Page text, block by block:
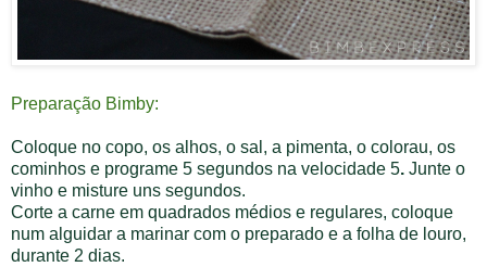
Preparação Bimby:
Coloque no copo, os alhos, o sal, a pimenta, o colorau, os
cominhos e programe 5 segundos na velocidade 5. Junte o
vinho e misture uns segundos.
Corte a carne em quadrados médios e regulares, coloque
num alguidar a marinar com o preparado e a folha de louro,
durante 2 dias.